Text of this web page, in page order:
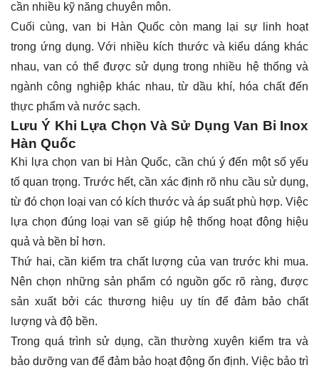
cần nhiều kỹ năng chuyên môn.
Cuối cùng, van bi Hàn Quốc còn mang lại sự linh hoạt
trong ứng dụng. Với nhiều kích thước và kiểu dáng khác
nhau, van có thể được sử dụng trong nhiều hệ thống và
ngành công nghiệp khác nhau, từ dầu khí, hóa chất đến
thực phẩm và nước sạch.
Lưu Ý Khi Lựa Chọn Và Sử Dụng Van Bi Inox
Hàn Quốc
Khi lựa chọn van bi Hàn Quốc, cần chú ý đến một số yếu
tố quan trọng. Trước hết, cần xác định rõ nhu cầu sử dụng,
từ đó chọn loại van có kích thước và áp suất phù hợp. Việc
lựa chọn đúng loại van sẽ giúp hệ thống hoạt động hiệu
quả và bền bỉ hơn.
Thứ hai, cần kiểm tra chất lượng của van trước khi mua.
Nên chọn những sản phẩm có nguồn gốc rõ ràng, được
sản xuất bởi các thương hiệu uy tín để đảm bảo chất
lượng và độ bền.
Trong quá trình sử dụng, cần thường xuyên kiểm tra và
bảo dưỡng van để đảm bảo hoạt động ổn định. Việc bảo trì